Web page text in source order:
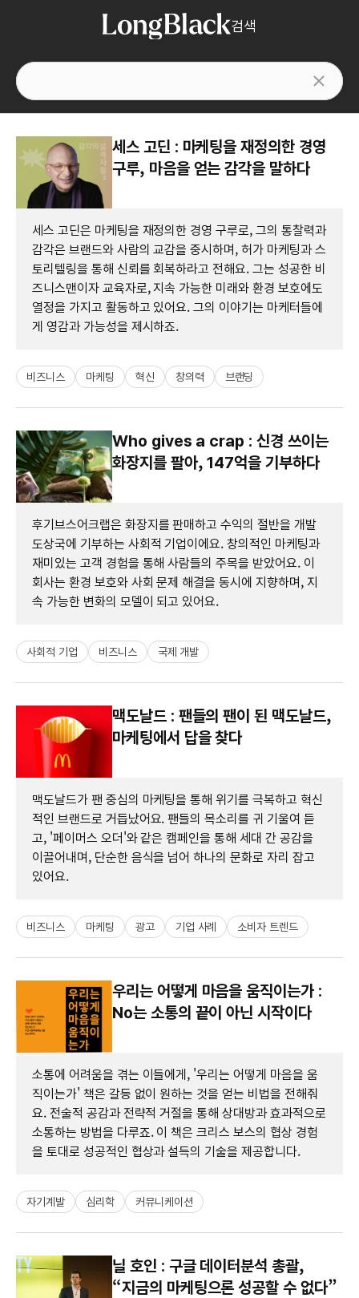
검색
세스 고딘 : 마케팅을 재정의한 경영
구루, 마음을 얻는 감각을 말하다
세스 고딘은 마케팅을 재정의한 경영 구루로, 그의 통찰력과
감각은 브랜드와 사람의 교감을 중시하며, 허가 마케팅과 스
토리텔링을 통해 신뢰를 회복하라고 전해요. 그는 성공한 비
즈니스맨이자 교육자로, 지속 가능한 미래와 환경 보호에도
열정을 가지고 활동하고 있어요. 그의 이야기는 마케터들에
게 영감과 가능성을 제시하죠.
비즈니스 마케팅 혁신 창의력 브랜딩
Who gives a crap : 신경 쓰이는
화장지를 팔아, 147억을 기부하다
후기브스어크랩은 화장지를 판매하고 수익의 절반을 개발
도상국에 기부하는 사회적 기업이에요. 창의적인 마케팅과
재미있는 고객 경험을 통해 사람들의 주목을 받았어요. 이
회사는 환경 보호와 사회 문제 해결을 동시에 지향하며, 지
속 가능한 변화의 모델이 되고 있어요.
사회적 기업 비즈니스 국제 개발
맥도날드 : 팬들의 팬이 된 맥도날드,
마케팅에서 답을 찾다
맥도날드가 팬 중심의 마케팅을 통해 위기를 극복하고 혁신
적인 브랜드로 거듭났어요. 팬들의 목소리를 귀 기울여 듣
고, '페이머스 오더'와 같은 캠페인을 통해 세대 간 공감을
이끌어내며, 단순한 음식을 넘어 하나의 문화로 자리 잡고
있어요.
비즈니스 마케팅 광고 기업 사례 소비자 트렌드
우리는 어떻게 마음을 움직이는가 :
No는 소통의 끝이 아닌 시작이다
소통에 어려움을 겪는 이들에게, '우리는 어떻게 마음을 움
직이는가' 책은 갈등 없이 원하는 것을 얻는 비법을 전해줘
요. 전술적 공감과 전략적 거절을 통해 상대방과 효과적으로
소통하는 방법을 다루죠. 이 책은 크리스 보스의 협상 경험
을 토대로 성공적인 협상과 설득의 기술을 제공합니다.
자기계발 심리학 커뮤니케이션
닐 호인 : 구글 데이터분석 총괄,
“지금의 마케팅으론 성공할 수 없다”